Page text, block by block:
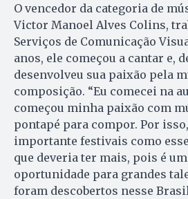
O vencedor da categoria de
Victor Manoel Alves Colins,
Serviços de Comunicação
anos, ele começou a cantar e,
desenvolveu sua paixão pela
composição. “Eu comecei na
começou minha paixão com
pontapé para compor. Por
importante festivais como
que deveria ter mais, pois é
oportunidade para grandes
foram descobertos nesse